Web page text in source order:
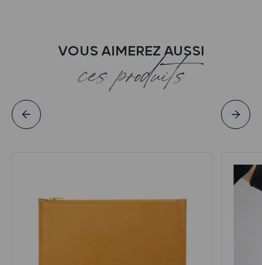
VOUS AIMEREZ AUSSI
ces produits